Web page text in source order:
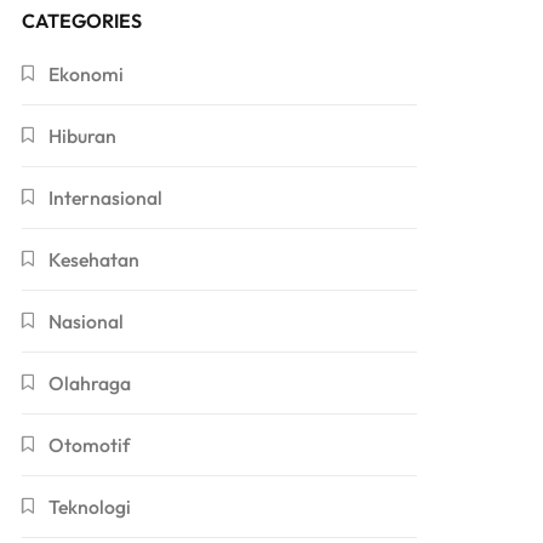
CATEGORIES
Ekonomi
Hiburan
Internasional
Kesehatan
Nasional
Olahraga
Otomotif
Teknologi